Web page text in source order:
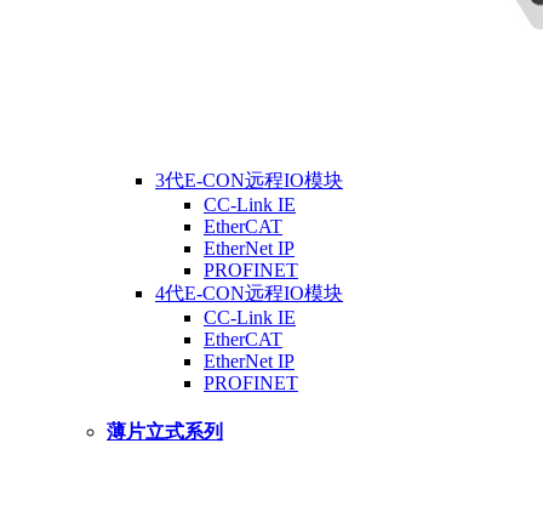
3代E-CON远程IO模块
CC-Link IE
EtherCAT
EtherNet IP
PROFINET
4代E-CON远程IO模块
CC-Link IE
EtherCAT
EtherNet IP
PROFINET
薄片立式系列